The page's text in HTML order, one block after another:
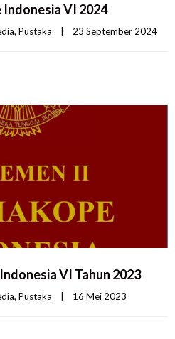
Indonesia VI 2024
, Pustaka 23 September 2024
VI Tahun 2023
, Pustaka 16 Mei 2023